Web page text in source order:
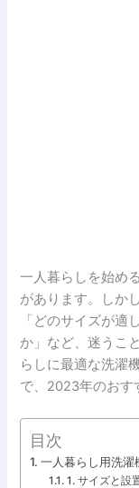
一人暮らしを始め
があります。しか
「どのサイズが適
か」など、迷うこ
らしに最適な洗濯
で、2023年のおす
目次
一人暮らし用洗濯
1. サイズと設